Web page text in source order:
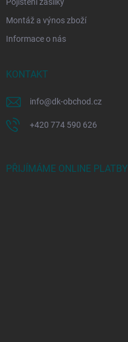
Montáž a výnos zboží
Informace o nás
KONTAKT
info@dk-obchod.cz
+420 774 590 626
PŘIJÍMÁME ONLINE PLATBY